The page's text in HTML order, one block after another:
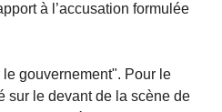
à l’accusation formulée
gouvernement". Pour le
sur le devant de la scène de